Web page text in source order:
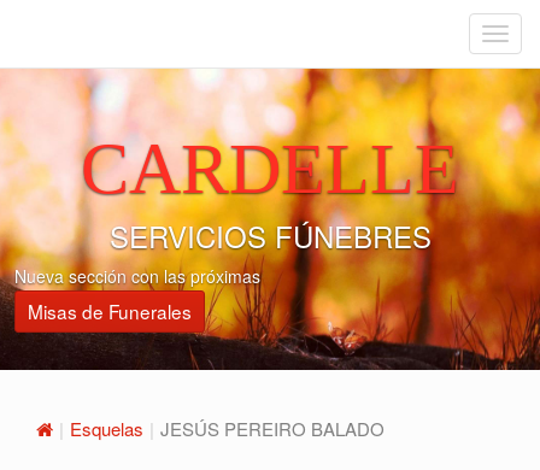
Menu
CARDELLE
SERVICIOS FÚNEBRES
Nueva sección con las próximas
Misas de Funerales
Esquelas JESÚS PEREIRO BALADO